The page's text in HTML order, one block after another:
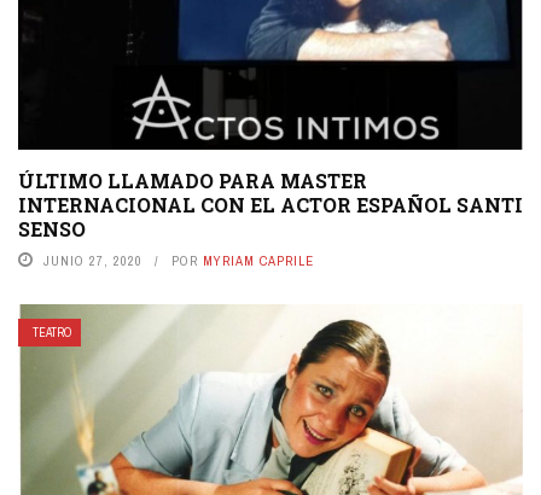
ÚLTIMO LLAMADO PARA MASTER
INTERNACIONAL CON EL ACTOR ESPAÑOL SANTI
SENSO
JUNIO 27, 2020 POR MYRIAM CAPRILE
TEATRO